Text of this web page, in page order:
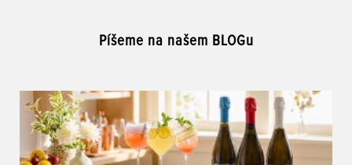
Píšeme na našem BLOGu